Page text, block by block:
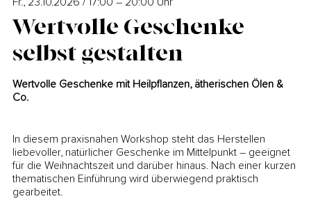
Wertvolle Geschenke
selbst gestalten
Wertvolle Geschenke mit Heilpflanzen, ätherischen Ölen &
Co.
In diesem praxisnahen Workshop steht das Herstellen
liebevoller, natürlicher Geschenke im Mittelpunkt – geeignet
für die Weihnachtszeit und darüber hinaus. Nach einer kurzen
thematischen Einführung wird überwiegend praktisch
gearbeitet.